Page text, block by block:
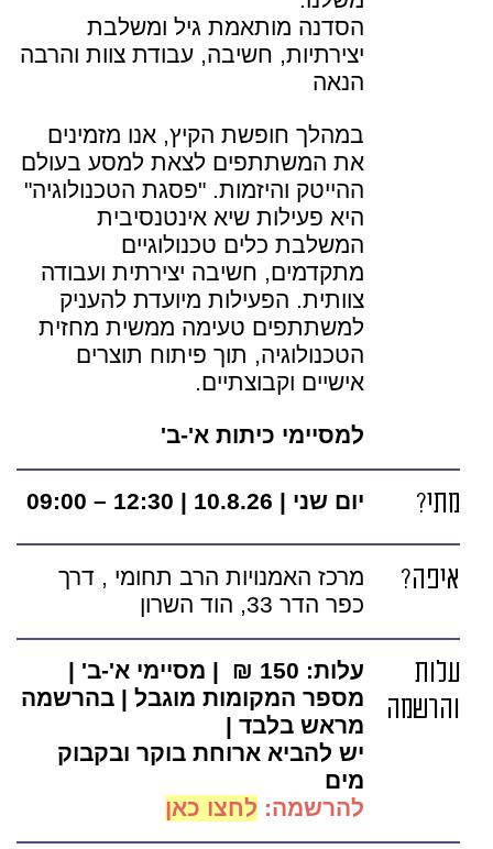
הסדנה מותאמת גיל ומשלבת
יצירתיות, חשיבה, עבודת צוות והרבה
הנאה
במהלך חופשת הקיץ, אנו מזמינים
את המשתתפים לצאת למסע בעולם
ההייטק והיזמות. "פסגת הטכנולוגיה"
היא פעילות שיא אינטנסיבית
המשלבת כלים טכנולוגיים
מתקדמים, חשיבה יצירתית ועבודה
צוותית. הפעילות מיועדת להעניק
למשתתפים טעימה ממשית מחזית
הטכנולוגיה, תוך פיתוח תוצרים
אישיים וקבוצתיים.
למסיימי כיתות א'-ב'
מתי? יום שני | 10.8.26 | 12:30 – 09:00
איפה?
מרכז האמנויות הרב תחומי , דרך
כפר הדר 33, הוד השרון
עלות
והרשמה
עלות: 150 ₪ מסיימי א'-ב'
מספר המקומות מוגבל | בהרשמה
מראש בלבד |
יש להביא ארוחת בוקר ובקבוק
מים
להרשמה: לחצו כאן